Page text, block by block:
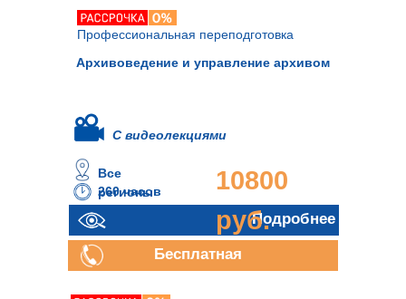
Бесплатная
Подробнее
Профессиональная переподготовка
Все
регионы
10800
руб.
260 часов
Архивоведение и управление архивом
С видеолекциями